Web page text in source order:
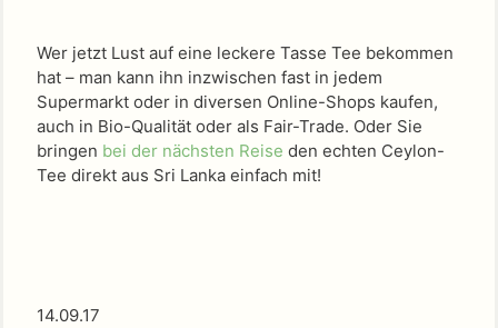
Wer jetzt Lust auf eine leckere Tasse Tee bekommen
hat – man kann ihn inzwischen fast in jedem
Supermarkt oder in diversen Online-Shops kaufen,
auch in Bio-Qualität oder als Fair-Trade. Oder Sie
bringen bei der nächsten Reise den echten Ceylon-
Tee direkt aus Sri Lanka einfach mit!
14.09.17